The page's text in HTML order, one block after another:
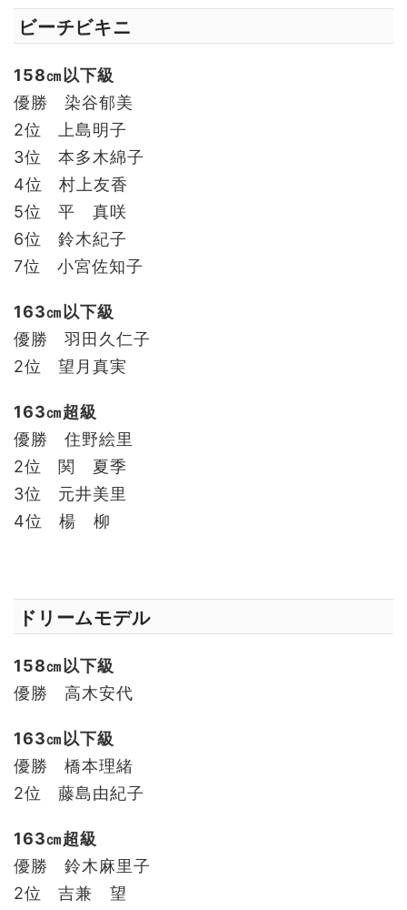
ビーチビキニ
158㎝以下級
優勝 染谷郁美
2位 上島明子
3位 本多木綿子
4位 村上友香
5位 平 真咲
6位 鈴木紀子
7位 小宮佐知子
163㎝以下級
優勝 羽田久仁子
2位 望月真実
163㎝超級
優勝 住野絵里
2位 関 夏季
3位 元井美里
4位 楊 柳
ドリームモデル
158㎝以下級
優勝 高木安代
163㎝以下級
優勝 橋本理緒
2位 藤島由紀子
163㎝超級
優勝 鈴木麻里子
2位 吉兼 望